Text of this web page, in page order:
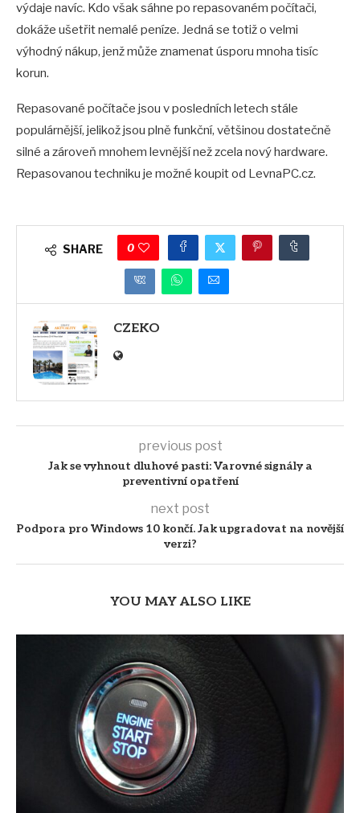
výdaje navíc. Kdo však sáhne po repasovaném počítači,
dokáže ušetřit nemalé peníze. Jedná se totiž o velmi
výhodný nákup, jenž může znamenat úsporu mnoha tisíc
korun.
Repasované počítače jsou v posledních letech stále
populárnější, jelikož jsou plně funkční, většinou dostatečně
silné a zároveň mnohem levnější než zcela nový hardware.
Repasovanou techniku je možné koupit od LevnaPC.cz.
SHARE 0
CZEKO
previous post
Jak se vyhnout dluhové pasti: Varovné signály a
preventivní opatření
next post
Podpora pro Windows 10 končí. Jak upgradovat na novější
verzi?
YOU MAY ALSO LIKE